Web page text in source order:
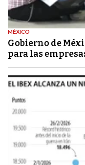
MÉXICO
Gobierno de
para las